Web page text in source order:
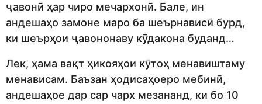
ҷавонӣ ҳар чиро мечархонӣ. Бале, ин
андешаҳо замоне маро ба шеърнависӣ бурд,
ки шеърҳои ҷавононаву кӯдакона буданд…
Лек, ҳама вақт ҳикояҳои кӯтоҳ менавиштаму
менависам. Баъзан ҳодисаҳоеро мебинӣ,
андешаҳое дар сар чарх мезананд, ки бо 10